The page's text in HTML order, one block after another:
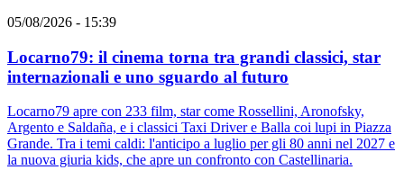
05/08/2026 - 15:39
Locarno79: il cinema torna tra grandi classici, star
internazionali e uno sguardo al futuro
Locarno79 apre con 233 film, star come Rossellini, Aronofsky,
Argento e Saldaña, e i classici Taxi Driver e Balla coi lupi in Piazza
Grande. Tra i temi caldi: l'anticipo a luglio per gli 80 anni nel 2027 e
la nuova giuria kids, che apre un confronto con Castellinaria.